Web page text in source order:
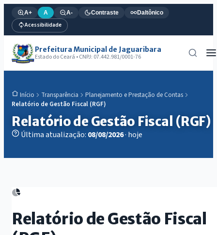
A+ A A- Contraste Daltônico
Acessibilidade
Prefeitura Municipal de Jaguaribara
Estado do Ceará • CNPJ: 07.442.981/0001-76
Início Transparência
Planejamento e Prestação de Contas
Relatório de Gestão Fiscal (RGF)
Relatório de Gestão Fiscal (RGF)
Última atualização: 08/08/2026· hoje
Relatório de Gestão Fiscal